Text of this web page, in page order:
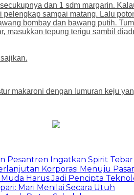
dan 1 sdm margarin.
sampai matang. Lalu
bombay dan bawang putih.
masukkan tepung terigu sambil
makaroni dengan lumuran keju
Pesantren Ingatkan Spirit
Korporasi Menuju
Harus Jadi Pencipta
Mari Menilai Secara Utuh